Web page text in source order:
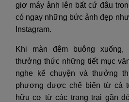
giơ máy ảnh lên bất cứ đâu
có ngay những bức ảnh đẹp
Instagram.
Khi màn đêm buông
thưởng thức những tiết mục
nghe kể chuyện và thưởng
phương được chế biến từ cá
hữu cơ từ các trang trại gần